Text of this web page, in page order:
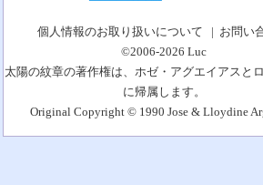
個人情報のお取り扱いについて
お問い
©2006-2026Luc
太陽の紋章の著作権は、ホゼ・アグエイアスと
に帰属します。
Original Copyright © 1990 Jose & Lloydine